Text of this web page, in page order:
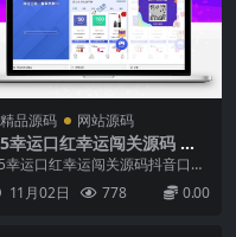
精品源码 网站源码
幸运口红幸运闯关源码 抖
口红源码 -完美运营修复版
轮换防封【独立后台版】
幸运口红幸运闯关源码抖音口红
码-完美运营修复版可轮换防封
立后台版】口红升级版，不需
11月02日 778 0.00